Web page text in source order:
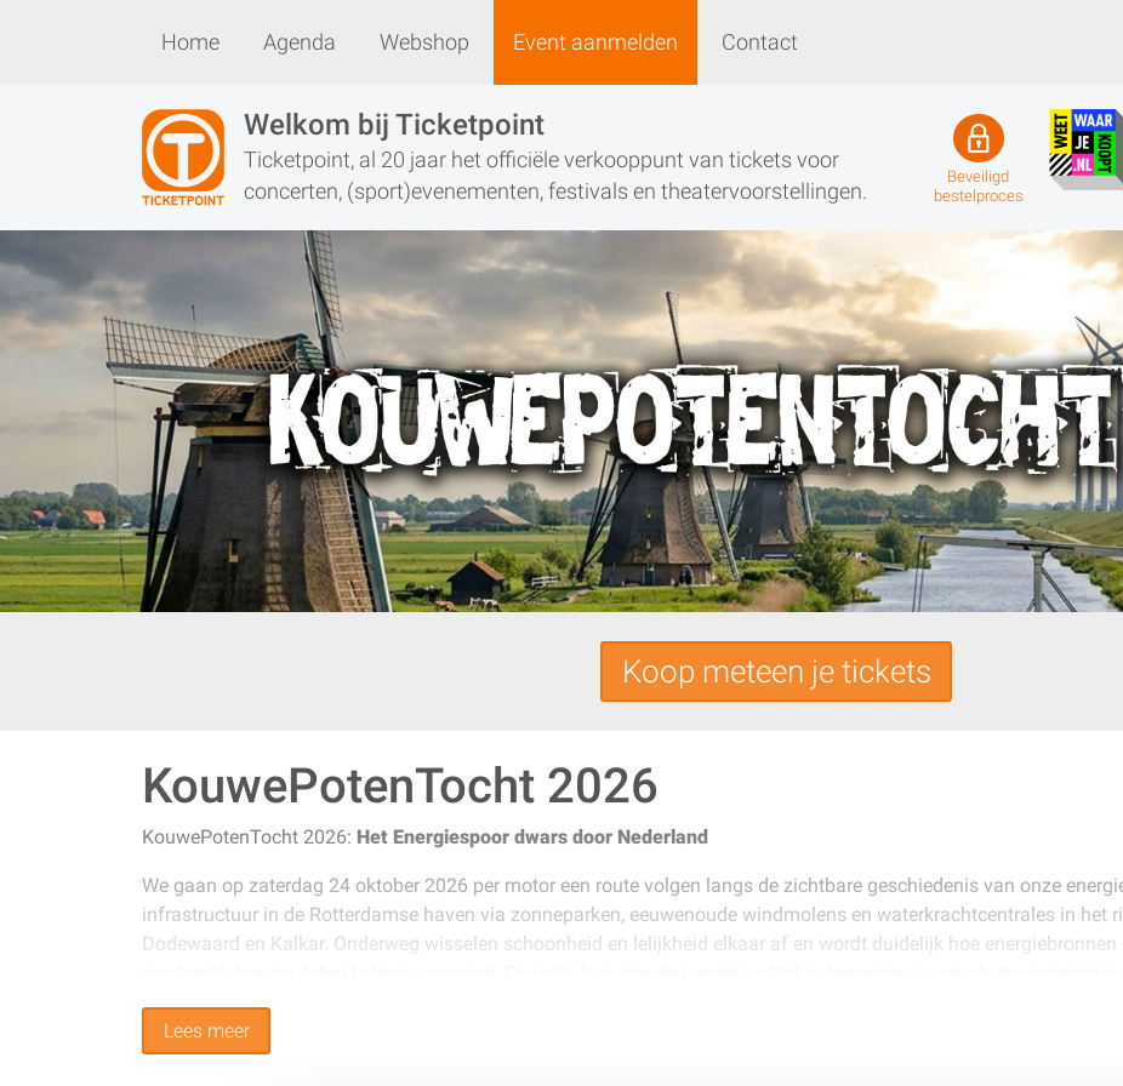
Home Agenda Webshop Event aanmelden Contact
Home Agenda Webshop Event aanmelden Contact
Welkom bij Ticketpoint
Ticketpoint, al 20 jaar het officiële verkooppunt van tickets voor
concerten, (sport)evenementen, festivals en theatervoorstellingen.
Beveiligd
bestelproces
Koop meteen je tickets
KouwePotenTocht 2026
KouwePotenTocht 2026: Het Energiespoor dwars door Nederland
We gaan op zaterdag 24 oktober 2026 per motor een route volgen langs de zichtbare geschiedenis van onze
infrastructuur in de Rotterdamse haven via zonneparken, eeuwenoude windmolens en waterkrachtcentrales in het
Dodewaard en Kalkar. Onderweg wisselen schoonheid en lelijkheid elkaar af en wordt duidelijk hoe
nostalgie, noodzaak en toekomst.
Zin om mee te rijden? Schrijf je snel in!
Lees meer